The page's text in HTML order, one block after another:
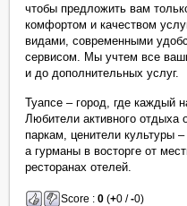
чтобы предложить вам
комфортом и качеством
видами, современными
сервисом. Мы учтем все
и до дополнительных услуг.
Туапсе – город, где каждый
Любители активного отдыха
паркам, ценители культуры
а гурманы в восторге от
ресторанах отелей.
Score :0 (+0 /-0)